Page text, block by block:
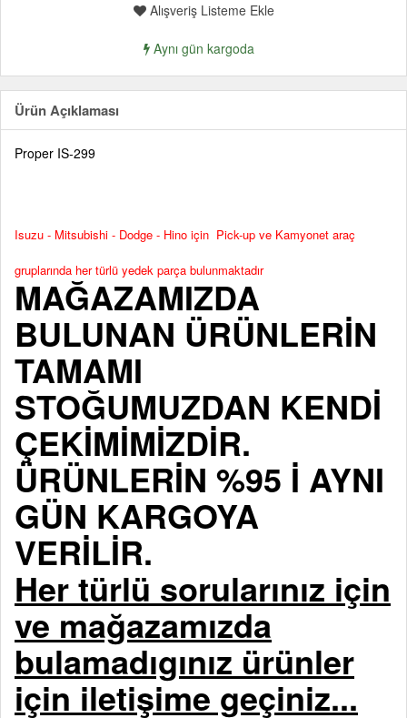
Alışveriş Listeme Ekle
Aynı gün kargoda
Ürün Açıklaması
Proper IS-299
Isuzu - Mitsubishi - Dodge - Hino için Pick-up ve Kamyonet araç
gruplarında her türlü yedek parça bulunmaktadır
MAĞAZAMIZDA
BULUNAN ÜRÜNLERİN
TAMAMI
STOĞUMUZDAN KENDİ
ÇEKİMİMİZDİR.
ÜRÜNLERİN %95 İ AYNI
GÜN KARGOYA
VERİLİR.
Her türlü sorularınız için
ve mağazamızda
bulamadıgınız ürünler
için iletişime geçiniz...